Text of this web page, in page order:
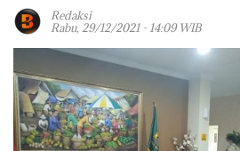
Redaksi
Rabu, 29/12/2021 - 14:09 WIB